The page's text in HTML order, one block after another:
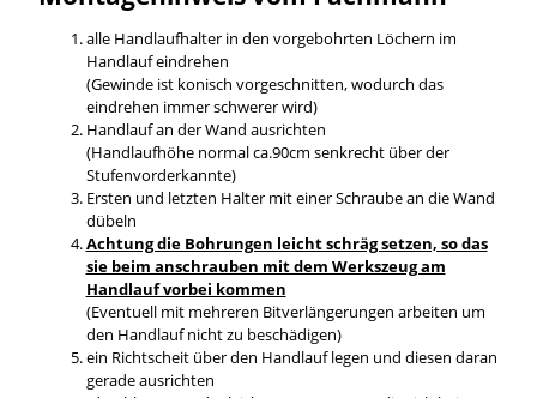
alle Handlaufhalter in den vorgebohrten Löchern im
Handlauf eindrehen
(Gewinde ist konisch vorgeschnitten, wodurch das
eindrehen immer schwerer wird)
Handlauf an der Wand ausrichten
(Handlaufhöhe normal ca.90cm senkrecht über der
Stufenvorderkannte)
Ersten und letzten Halter mit einer Schraube an die Wand
dübeln
Achtung die Bohrungen leicht schräg setzen, so das
sie beim anschrauben mit dem Werkszeug am
Handlauf vorbei kommen
(Eventuell mit mehreren Bitverlängerungen arbeiten um
den Handlauf nicht zu beschädigen)
ein Richtscheit über den Handlauf legen und diesen daran
gerade ausrichten